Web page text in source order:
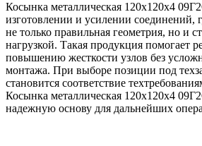
Косынка металлическая 120х120х4
изготовлении и усилении соединений,
не только правильная геометрия, но и
нагрузкой. Такая продукция помогает
повышению жесткости узлов без
монтажа. При выборе позиции под
становится соответствие
Косынка металлическая 120х120х4
надежную основу для дальнейших